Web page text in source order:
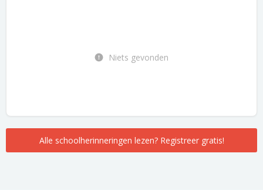
Niets gevonden
Alle schoolherinneringen lezen? Registreer gratis!